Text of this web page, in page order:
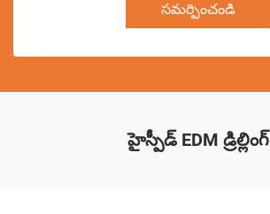
సమర్పించండి
హైస్పీడ్ EDM డ్రిల్లింగ్